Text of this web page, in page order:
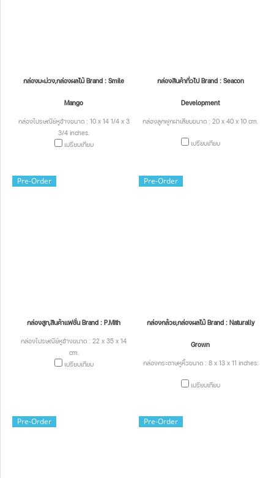
กล่องมะม่วง,กล่องผลไม้ Brand : Smile
Mango
กล่องไปรษณีย์หูช้างขนาด : 10 x 14 1/4 x 3
3/4 inches.
เปรียบเทียบ
กล่องสินค้าทั่วไป Brand : Seacon
Development
กล่องลูกฟูกฝาเสียบขนาด : 20 x 40 x 10 cm.
เปรียบเทียบ
Pre-Order
กล่องสูท,สินค้าแฟชั่น Brand : P.Mith
กล่องไปรษณีย์หูช้างขนาด : 22 x 35 x 14
cm.
เปรียบเทียบ
Pre-Order
กล่องกล้วย,กล่องผลไม้ Brand : Naturally
Grown
กล่องกระดาษหูหิ้วขนาด : 8 x 13 x 11 inches.
เปรียบเทียบ
Pre-Order Pre-Order